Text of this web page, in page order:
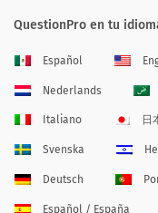
QuestionPro en tu
Español
Nederlands
Italiano 日
Svenska
Deutsch
Español / España